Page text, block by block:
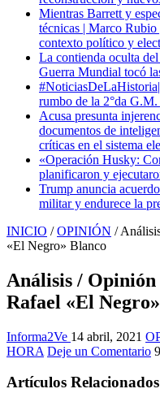
Mientras Barrett y
técnicas | Marco
contexto político y
La contienda oculta
Guerra Mundial tocó
rumbo de la 2°da
Acusa presunta
documentos de
críticas en el sistema
«Operación Husky:
planificaron y
Trump anuncia
militar y endurece la
INICIO / OPINIÓN /
«El Negro» Blanco
Análisis /
Rafael «El
Informa2Ve 14 abril, 2021
HORA Deje un Comentario
Artículos Relacionados